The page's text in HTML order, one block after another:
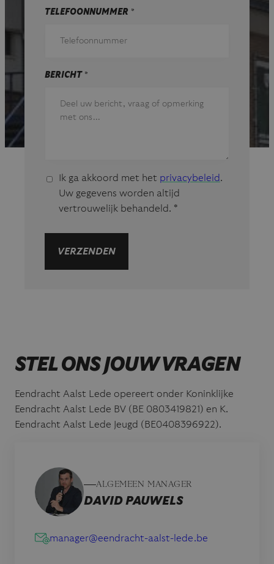
TELEFOONNUMMER *
BERICHT *
G
E
O
S
T
*
Ik ga akkoord met het privacybeleid.
Uw gegevens worden altijd
vertrouwelijk behandeld. *
VERZENDEN
STEL ONS JOUW VRAGEN
Eendracht Aalst Lede opereert onder Koninklijke
Eendracht Aalst Lede BV (BE 0803419821) en K.
Eendracht Aalst Lede Jeugd (BE0408396922).
ALGEMEEN MANAGER
DAVID PAUWELS
manager@eendracht-aalst-lede.be